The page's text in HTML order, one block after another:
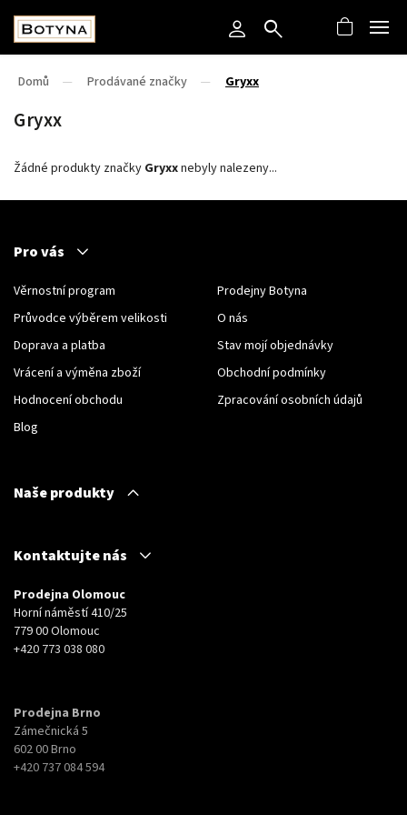
Domů / Prodávané značky / Gryxx
Gryxx
Žádné produkty značky Gryxxnebyly nalezeny...
Pro vás
Věrnostní program
Průvodce výběrem velikosti
Doprava a platba
Vrácení a výměna zboží
Hodnocení obchodu
Blog
Prodejny Botyna
O nás
Stav mojí objednávky
Obchodní podmínky
Zpracování osobních údajů
Naše produkty
Kontaktujte nás
Prodejna Olomouc
Horní náměstí 410/25
779 00 Olomouc
+420 773 038 080
Prodejna Brno
Zámečnická 5
602 00 Brno
+420 737 084 594